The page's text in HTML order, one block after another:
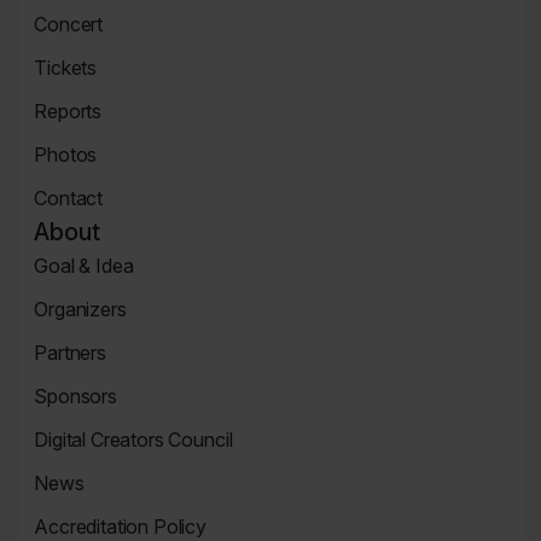
Page
Concert
Tickets
Page
Reports
Page
Photos
Contact
Contact
Page
About
Goal & Idea
Page
Organizers
Page
Partners
Page
Sponsors
Page
Digital Creators Council
Digital
News
Accreditation Policy